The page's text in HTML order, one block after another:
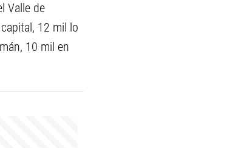
Valle de
12 mil lo
10 mil en